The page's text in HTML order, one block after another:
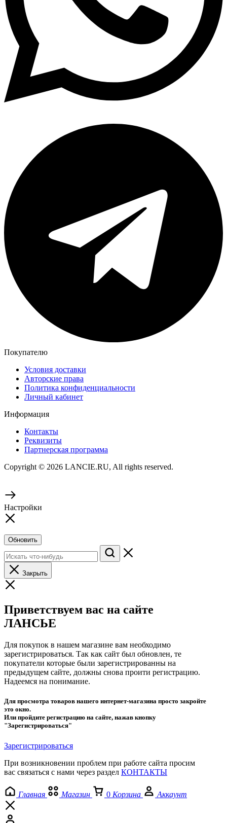
Покупателю
Условия доставки
Авторские права
Политика конфиденциальности
Личный кабинет
Информация
Контакты
Реквизиты
Партнерская программа
Copyright © 2026 LANCIE.RU, All rights reserved.
Настройки
Обновить
Закрыть
Приветствуем вас на сайте
ЛАНСЬЕ
Для покупок в нашем магазине вам необходимо
зарегистрироваться. Так как сайт был обновлен, те
покупатели которые были зарегистрированны на
предыдущем сайте, должны снова проити регистрацию.
Надеемся на понимание.
Для просмотра товаров нашего интернет-магазина просто закройте
это окно.
Или пройдите регистрацию на сайте, нажав кнопку
"Зарегистрироваться"
Зарегистрироваться
При возникновении проблем при работе сайта просим
вас связаться с нами через раздел КОНТАКТЫ
Главная Магазин 0 Корзина Аккаунт